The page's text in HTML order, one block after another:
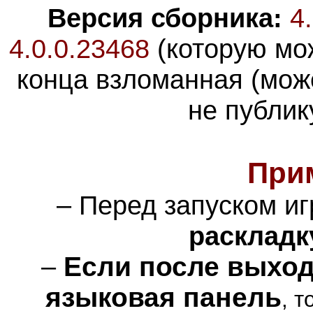
Версия сборника: 4
4.0.0.23468 (которую
конца взломанная
не
– Перед запуском
– Если после
языковая панель,